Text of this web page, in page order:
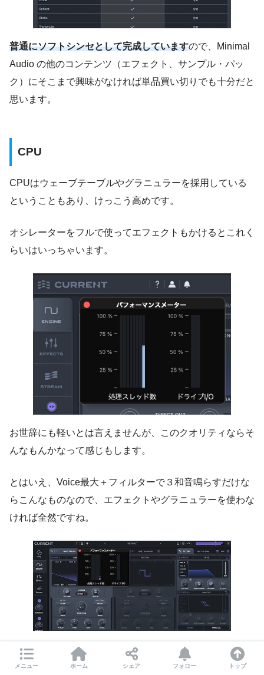
普通にソフトシンセとして完成していますので、Minimal
Audio の他のコンテンツ（エフェクト、サンプル・パッ
ク）にそこまで興味がなければ単品買い切りでも十分だと
思います。
CPU
CPUはウェーブテーブルやグラニュラーを採用している
ということもあり、けっこう高めです。
オシレーターをフルで使ってエフェクトもかけるとこれく
らいはいっちゃいます。
お世辞にも軽いとは言えませんが、このクオリティならそ
んなもんかなって感じもします。
とはいえ、Voice最大＋フィルターで３和音鳴らすだけな
らこんなものなので、エフェクトやグラニュラーを使わな
ければ全然ですね。
メニュー ホーム シェア フォロー トップ